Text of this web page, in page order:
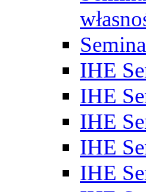
IHE
IHE
IHE
IHE
IHE